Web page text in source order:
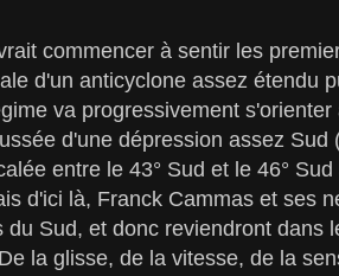
commencer à sentir les
d'un anticyclone assez étendu
va progressivement
d'une dépression assez Sud
entre le 43° Sud et le 46°
d'ici là, Franck Cammas et ses
Sud, et donc reviendront dans
la glisse, de la vitesse, de la